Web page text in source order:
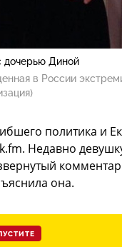
дочерью Диной
в России
политика и
Недавно
она.